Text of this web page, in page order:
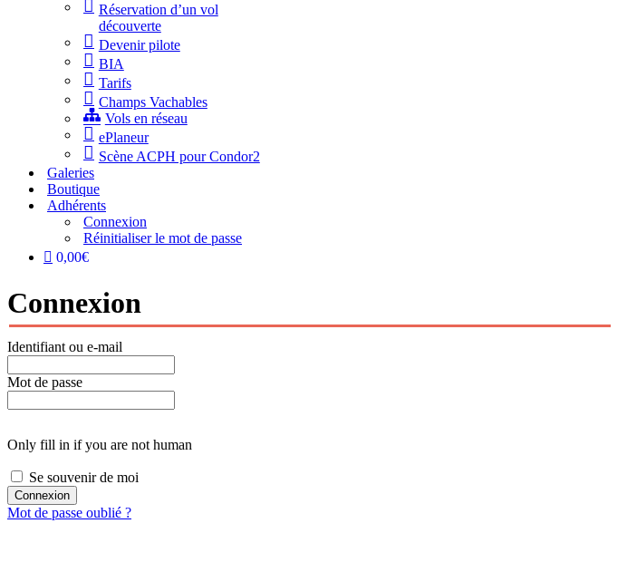
Réservation d’un vol
découverte
Devenir pilote
BIA
Tarifs
Champs Vachables
Vols en réseau
ePlaneur
Scène ACPH pour Condor2
Galeries
Boutique
Adhérents
Connexion
Réinitialiser le mot de passe
0,00€
Connexion
Identifiant ou e-mail
Mot de passe
Only fill in if you are not human
Se souvenir de moi
Mot de passe oublié ?